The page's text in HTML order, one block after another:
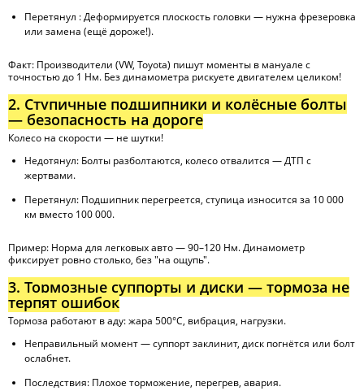
Перетянул : Деформируется плоскость головки — нужна фрезеровка
или замена (ещё дороже!).
Факт: Производители (VW, Toyota) пишут моменты в мануале с
точностью до 1 Нм. Без динамометра рискуете двигателем целиком!
2. Ступичные подшипники и колёсные болты
— безопасность на дороге
Колесо на скорости — не шутки!
Недотянул: Болты разболтаются, колесо отвалится — ДТП с
жертвами.
Перетянул: Подшипник перегреется, ступица износится за 10 000
км вместо 100 000.
Пример: Норма для легковых авто — 90–120 Нм. Динамометр
фиксирует ровно столько, без "на ощупь".
3. Тормозные суппорты и диски — тормоза не
терпят ошибок
Тормоза работают в аду: жара 500°C, вибрация, нагрузки.
Неправильный момент — суппорт заклинит, диск погнётся или болт
ослабнет.
Последствия: Плохое торможение, перегрев, авария.